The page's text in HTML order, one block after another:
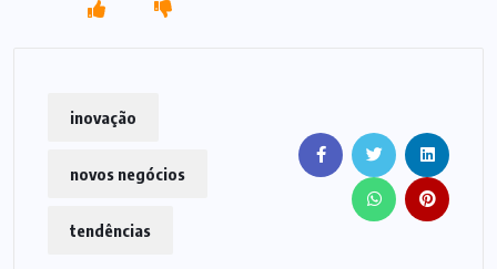
inovação
novos negócios
tendências